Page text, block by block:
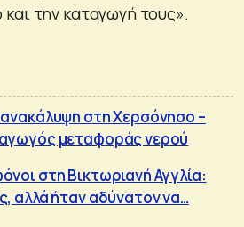
την καταγωγή τους».
στη Χερσόνησο –
μεταφοράς νερού
στη Βικτωριανή Αγγλία:
αλλά ήταν αδύνατον να…